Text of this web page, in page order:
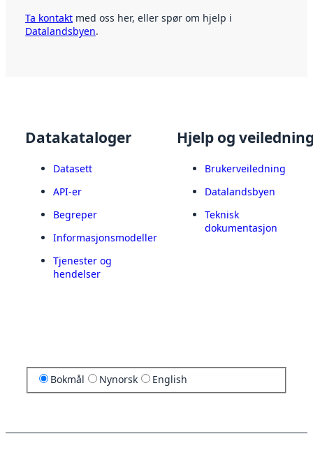
Ta kontakt med oss her, eller spør om hjelp i
Datalandsbyen.
Datakataloger
Datasett
API-er
Begreper
Informasjonsmodeller
Tjenester og
hendelser
Hjelp og
Brukerveiledning
Datalandsbyen
Teknisk
dokumentasjon
Bokmål Nynorsk English